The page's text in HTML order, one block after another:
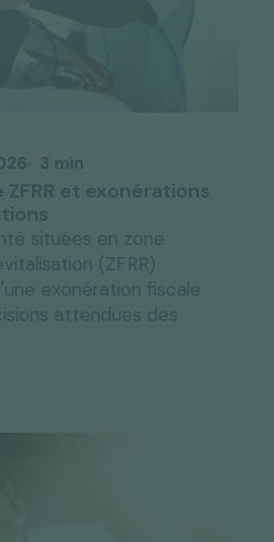
3 min
et exonérations
situées en zone
(ZFRR)
exonération fiscale
attendues des